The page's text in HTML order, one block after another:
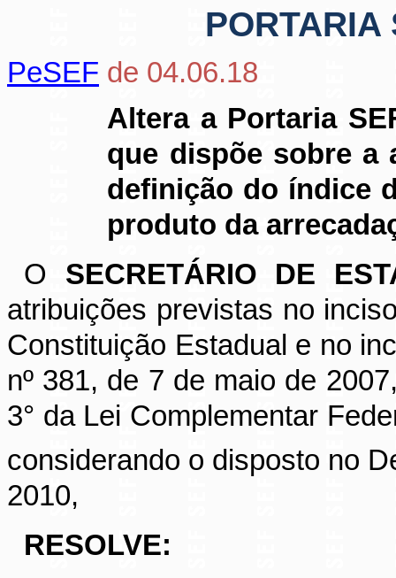
PORTARIA
PeSEF de 04.06.18
Altera a Portaria
que dispõe sobre a
definição do índice
produto da
O SECRETÁRIO DE
atribuições previstas no
Constituição Estadual e no
nº 381, de 7 de maio de
3° da Lei Complementar
considerando o disposto no
2010,
RESOLVE: